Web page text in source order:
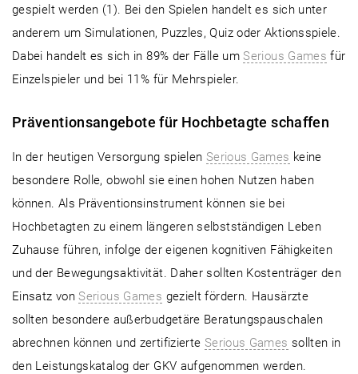
gespielt werden (1). Bei den Spielen handelt es sich unter
anderem um Simulationen, Puzzles, Quiz oder Aktionsspiele.
Dabei handelt es sich in 89% der Fälle umSerious Games für
Einzelspieler und bei 11% für Mehrspieler.
Präventionsangebote für Hochbetagte schaffen
In der heutigen Versorgung spielen Serious Games keine
besondere Rolle, obwohl sie einen hohen Nutzen haben
können. Als Präventionsinstrument können sie bei
Hochbetagten zu einem längeren selbstständigen Leben
Zuhause führen, infolge der eigenen kognitiven Fähigkeiten
und der Bewegungsaktivität. Daher sollten Kostenträger den
Einsatz vonSerious Games gezielt fördern. Hausärzte
sollten besondere außerbudgetäre Beratungspauschalen
abrechnen können und zertifizierte Serious Games sollten in
den Leistungskatalog der GKV aufgenommen werden.